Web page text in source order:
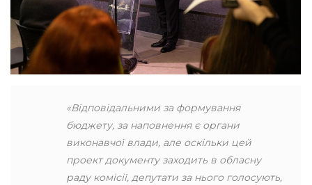
«Відповідальними за формування
бюджету, за наповнення є органи
виконавчої влади, але оскільки цей
проект документу заходить в обласну
раду комісії, депутати за нього голосують,